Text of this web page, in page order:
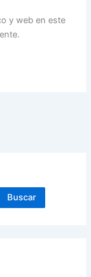
y web en este
Buscar